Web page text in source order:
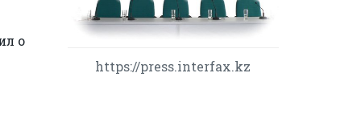
о
https://press.interfax.kz